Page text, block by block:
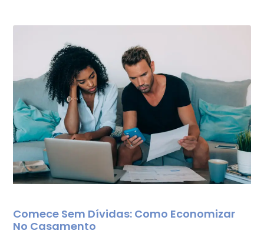
Comece Sem Dívidas: Como Economizar
No Casamento